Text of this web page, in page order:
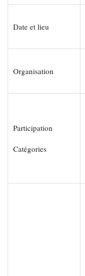
Date et lieu
Organisation
Participation
Catégories